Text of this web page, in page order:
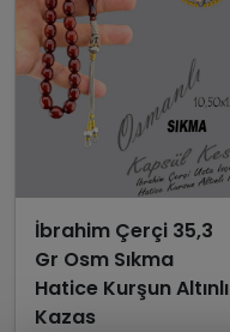
İbrahim Çerçi 35,3
Gr Osm Sıkma
Hatice Kurşun Altınlı
Kazas